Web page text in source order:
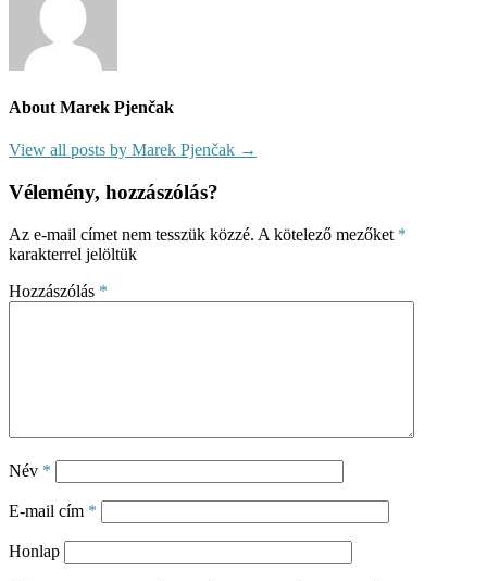
About Marek Pjenčak
View all posts by Marek Pjenčak →
Vélemény, hozzászólás?
Az e-mail címet nem tesszük közzé. A kötelező mezőket *
karakterrel jelöltük
Hozzászólás *
Név *
E-mail cím *
Honlap